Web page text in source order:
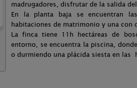
madrugadores, disfrutar de la salida
En la planta baja se encuentran
habitaciones de matrimonio y una con
La finca tiene 11h hectáreas de
entorno, se encuentra la piscina,
o durmiendo una plácida siesta en las